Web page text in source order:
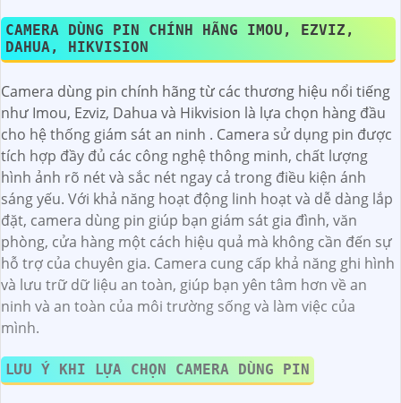
CAMERA DÙNG PIN CHÍNH HÃNG IMOU, EZVIZ,
DAHUA, HIKVISION
Camera dùng pin chính hãng từ các thương hiệu nổi tiếng
như Imou, Ezviz, Dahua và Hikvision là lựa chọn hàng đầu
cho hệ thống giám sát an ninh . Camera sử dụng pin được
tích hợp đầy đủ các công nghệ thông minh, chất lượng
hình ảnh rõ nét và sắc nét ngay cả trong điều kiện ánh
sáng yếu. Với khả năng hoạt động linh hoạt và dễ dàng lắp
đặt, camera dùng pin giúp bạn giám sát gia đình, văn
phòng, cửa hàng một cách hiệu quả mà không cần đến sự
hỗ trợ của chuyên gia. Camera cung cấp khả năng ghi hình
và lưu trữ dữ liệu an toàn, giúp bạn yên tâm hơn về an
ninh và an toàn của môi trường sống và làm việc của
mình.
LƯU Ý KHI LỰA CHỌN CAMERA DÙNG PIN